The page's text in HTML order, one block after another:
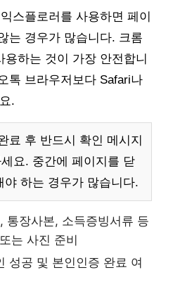
스플로러를 사용하면 페이
는 경우가 많습니다. 크롬
하는 것이 가장 안전합니
톡 브라우저보다 Safari나
.
료 후 반드시 확인 메시지
요. 중간에 페이지를 닫
야 하는 경우가 많습니다.
통장사본, 소득증빙서류 등
는 사진 준비
성공 및 본인인증 완료 여